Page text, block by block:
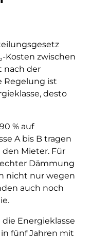
Kosten zwischen
nach der
Regelung ist
desto
% auf
A bis B tragen
Mieter. Für
Dämmung
nicht nur wegen
auch noch
Energieklasse
fünf Jahren mit